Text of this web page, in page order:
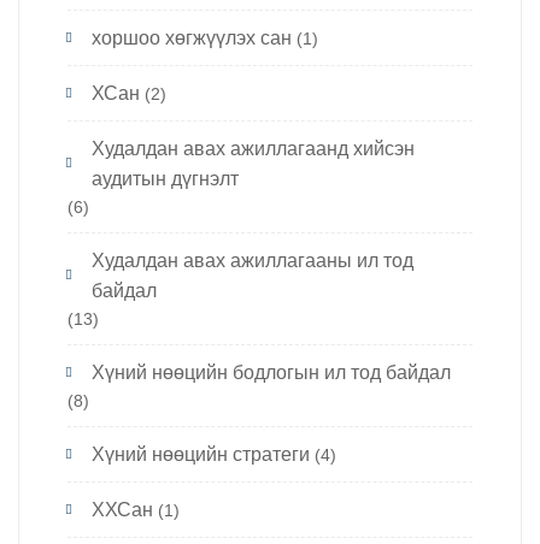
хоршоо хөгжүүлэх сан (1)
ХСан (2)
Худалдан авах ажиллагаанд хийсэн
аудитын дүгнэлт
(6)
Худалдан авах ажиллагааны ил тод
байдал
(13)
Хүний нөөцийн бодлогын ил тод байдал
(8)
Хүний нөөцийн стратеги (4)
ХХСан (1)